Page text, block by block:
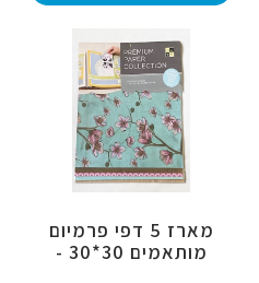
מארז 5 דפי פרמיום
מותאמים 30*30 -